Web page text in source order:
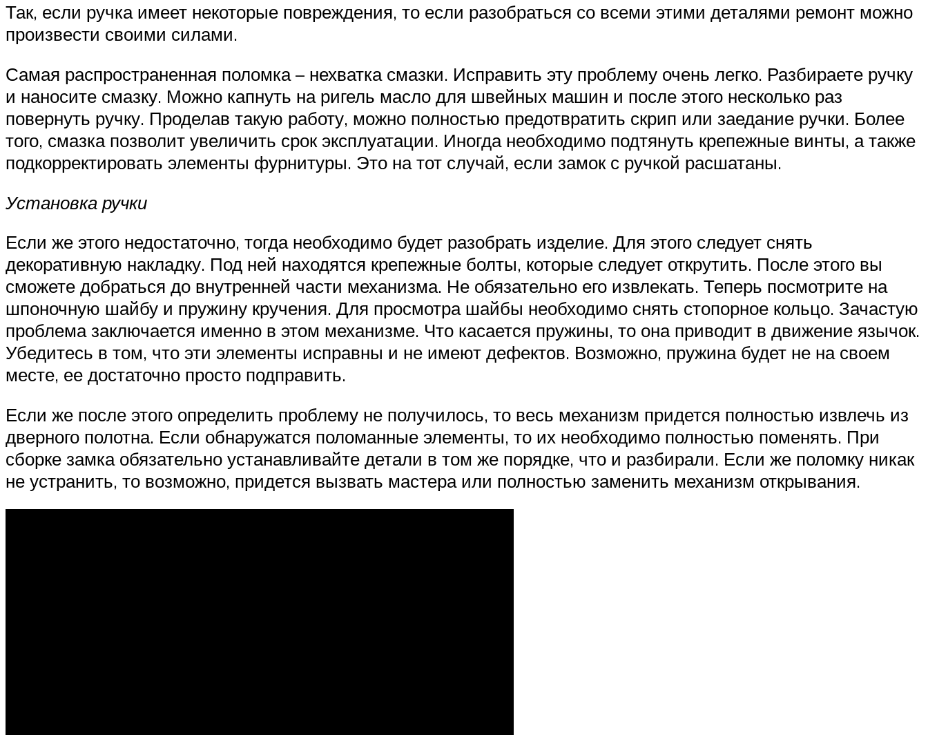
Так, если ручка имеет некоторые повреждения, то если разобраться со всеми этими деталями ремонт можно
произвести своими силами.
Самая распространенная поломка – нехватка смазки. Исправить эту проблему очень легко. Разбираете ручку
и наносите смазку. Можно капнуть на ригель масло для швейных машин и после этого несколько раз
повернуть ручку. Проделав такую работу, можно полностью предотвратить скрип или заедание ручки. Более
того, смазка позволит увеличить срок эксплуатации. Иногда необходимо подтянуть крепежные винты, а также
подкорректировать элементы фурнитуры. Это на тот случай, если замок с ручкой расшатаны.
Установка ручки
Если же этого недостаточно, тогда необходимо будет разобрать изделие. Для этого следует снять
декоративную накладку. Под ней находятся крепежные болты, которые следует открутить. После этого вы
сможете добраться до внутренней части механизма. Не обязательно его извлекать. Теперь посмотрите на
шпоночную шайбу и пружину кручения. Для просмотра шайбы необходимо снять стопорное кольцо. Зачастую
проблема заключается именно в этом механизме. Что касается пружины, то она приводит в движение язычок.
Убедитесь в том, что эти элементы исправны и не имеют дефектов. Возможно, пружина будет не на своем
месте, ее достаточно просто подправить.
Если же после этого определить проблему не получилось, то весь механизм придется полностью извлечь из
дверного полотна. Если обнаружатся поломанные элементы, то их необходимо полностью поменять. При
сборке замка обязательно устанавливайте детали в том же порядке, что и разбирали. Если же поломку никак
не устранить, то возможно, придется вызвать мастера или полностью заменить механизм открывания.